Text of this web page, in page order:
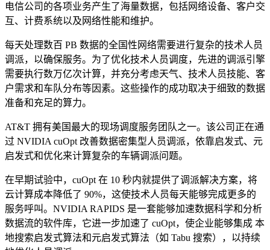
电信公司的各项业务产生了海量数据，包括网络设备、客户交
互、计费系统以及网络性能和维护。
每天处理数百 PB 数据的全国性网络需要进行复杂的技术人员
调派，以确保服务。为了优化技术人员调度，先进的调派引擎
需要执行数万亿次计算，并充分考虑天气、技术人员技能、客
户需求和车队分布等因素。这些操作的成功取决于细致的数据
准备和充足的算力。
AT&T 拥有美国最大的现场调度服务团队之一。该公司正在通
过 NVIDIA cuOpt 改善数据密集型人员调派，依靠启发式、元
启发式和优化来计算复杂的车辆调派问题。
在早期试验中，cuOpt 在 10 秒内就提供了调派解决方案，将
云计算成本降低了 90%，这使技术人员每天能够完成更多的
服务呼叫。NVIDIA RAPIDS 是一套能够加速数据科学和分析
数据流的软件库，它进一步加速了 cuOpt，使企业能够集成 本
地搜索启发式算法和元启发式算法（如 Tabu 搜索），以持续